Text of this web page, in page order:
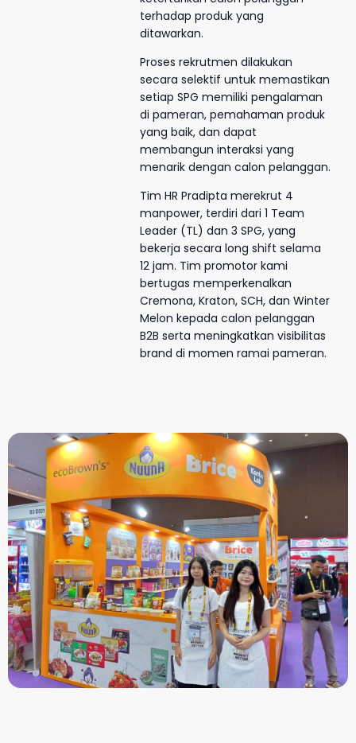
terhadap produk yang
ditawarkan.
Proses rekrutmen dilakukan
secara selektif untuk memastikan
setiap SPG memiliki pengalaman
di pameran, pemahaman produk
yang baik, dan dapat
membangun interaksi yang
menarik dengan calon pelanggan.
Tim HR Pradipta merekrut 4
manpower, terdiri dari 1 Team
Leader (TL) dan 3 SPG, yang
bekerja secara long shift selama
12 jam. Tim promotor kami
bertugas memperkenalkan
Cremona, Kraton, SCH, dan Winter
Melon kepada calon pelanggan
B2B serta meningkatkan visibilitas
brand di momen ramai pameran.